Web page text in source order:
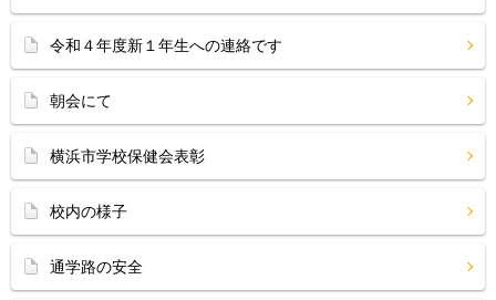
令和４年度新１年生への連絡です
朝会にて
横浜市学校保健会表彰
校内の様子
通学路の安全